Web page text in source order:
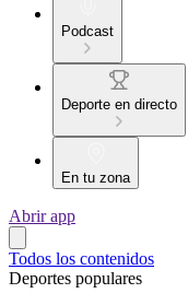
Podcast
Deporte en directo
En tu zona
Abrir app
Todos los contenidos
Deportes populares